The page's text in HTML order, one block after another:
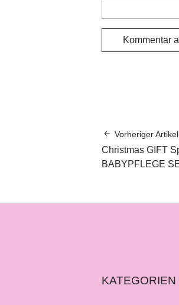
Vorheriger Artikel
Christmas GIFT
BABYPFLEGE
KATEGORIEN